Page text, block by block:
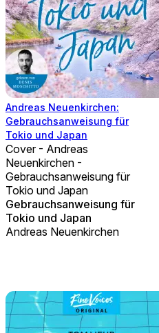
Andreas Neuenkirchen:
Gebrauchsanweisung für
Tokio und Japan
Cover - Andreas
Neuenkirchen -
Gebrauchsanweisung für
Tokio und Japan
Gebrauchsanweisung für
Tokio und Japan
Andreas Neuenkirchen